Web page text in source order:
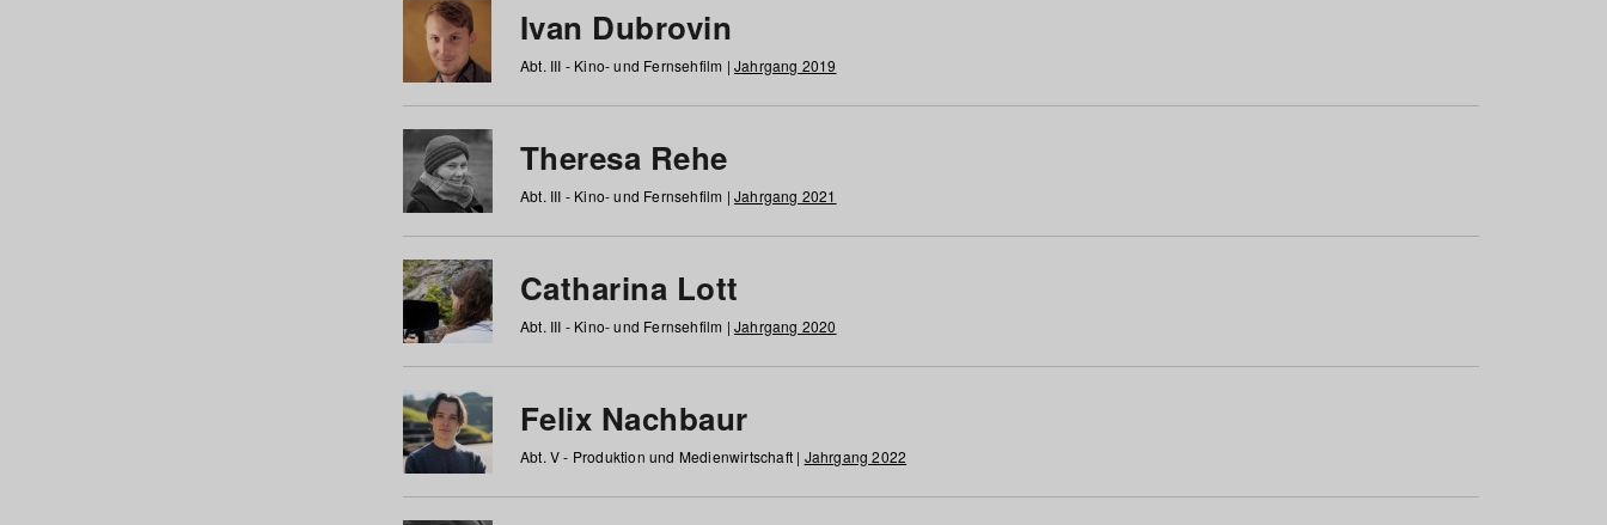
Ivan Dubrovin
Abt. III - Kino- und Fernsehfilm | Jahrgang 2019
Theresa Rehe
Abt. III - Kino- und Fernsehfilm | Jahrgang 2021
Catharina Lott
Abt. III - Kino- und Fernsehfilm | Jahrgang 2020
Felix Nachbaur
Abt. V - Produktion und Medienwirtschaft | Jahrgang 2022